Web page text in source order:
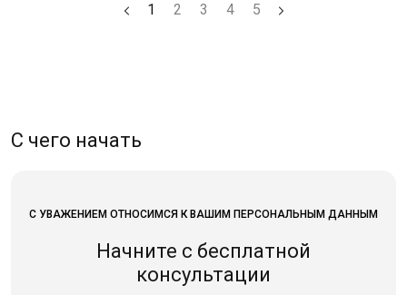
1 2 3 4 5
С чего начать
С УВАЖЕНИЕМ ОТНОСИМСЯ К ВАШИМ ПЕРСОНАЛЬНЫМ ДАННЫМ
Начните с бесплатной
консультации